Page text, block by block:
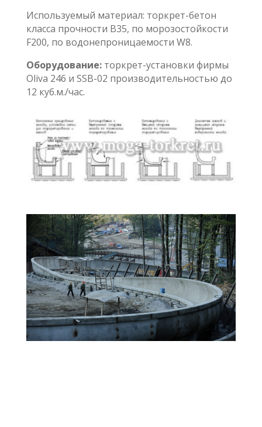
Используемый материал: торкрет-бетон
класса прочности B35, по морозостойкости
F200, по водонепроницаемости W8.
Оборудование:торкрет-установки фирмы
Oliva 246 и SSB-02 производительностью до
12 куб.м./час.